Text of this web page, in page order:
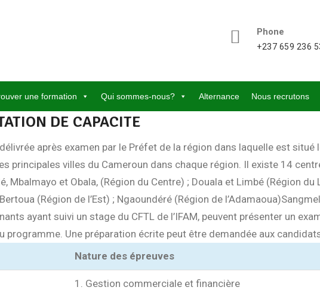
Phone
+237 659 236
une formation Qui sommes-nous? Alternance Nous recrutons
DE CAPACITE
délivrée après examen par le Préfet de la région dans laquelle est
principales villes du Cameroun dans chaque région. Il existe 14
Mbalmayo et Obala, (Région du Centre) ; Douala et Limbé (Région
(Région de l’Est) ; Ngaoundéré (Région de
ayant suivi un stage du CFTL de l’IFAM, peuvent présenter un
programme. Une préparation écrite peut être demandée aux
Nature des épreuves
1. Gestion commerciale et financière